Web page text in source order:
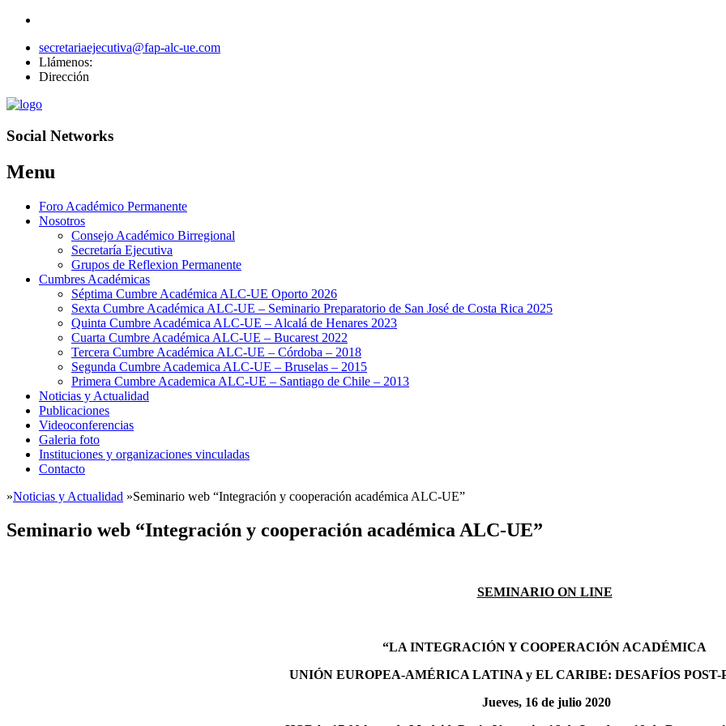
secretariaejecutiva@fap-alc-ue.com
Llámenos:
Dirección
Social Networks
Menu
Skip
Foro Académico Permanente
Nosotros
Consejo Académico Birregional
Secretaría Ejecutiva
Grupos de Reflexion Permanente
Cumbres Académicas
Séptima Cumbre Académica ALC-UE Oporto 2026
Sexta Cumbre Académica ALC-UE – Seminario Preparatorio de San José de Costa Rica 2025
Quinta Cumbre Académica ALC-UE – Alcalá de Henares 2023
Cuarta Cumbre Académica ALC-UE – Bucarest 2022
Tercera Cumbre Académica ALC-UE – Córdoba – 2018
Segunda Cumbre Academica ALC-UE – Bruselas – 2015
Primera Cumbre Academica ALC-UE – Santiago de Chile – 2013
Noticias y Actualidad
Publicaciones
Videoconferencias
Galeria foto
Instituciones y organizaciones vinculadas
Contacto
»Noticias y Actualidad »Seminario web “Integración y cooperación académica ALC-UE”
Seminario web “Integración y cooperación académica ALC-UE”
SEMINARIO ON LINE
“LA INTEGRACIÓN Y COOPERACIÓN ACADÉMICA
UNIÓN EUROPEA-AMÉRICA LATINA y EL CARIBE: DESAFÍOS
Jueves, 16 de julio 2020